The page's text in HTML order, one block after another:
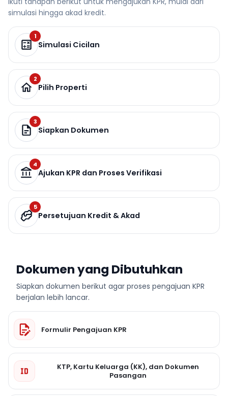
simulasi hingga akad kredit.
1
Simulasi Cicilan
2
Pilih Properti
3
Siapkan Dokumen
4
Ajukan KPR dan Proses Verifikasi
5
Persetujuan Kredit & Akad
Dokumen yang Dibutuhkan
Siapkan dokumen berikut agar proses pengajuan KPR
berjalan lebih lancar.
Formulir Pengajuan KPR
KTP, Kartu Keluarga (KK), dan Dokumen
Pasangan